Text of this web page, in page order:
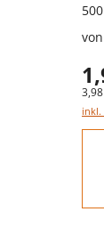
von
inkl.